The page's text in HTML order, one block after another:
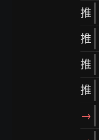
推
推
推
推
→